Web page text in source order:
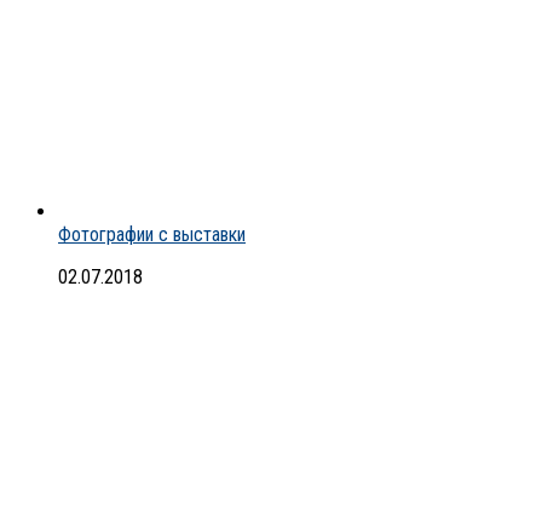
Фотографии с выставки
02.07.2018